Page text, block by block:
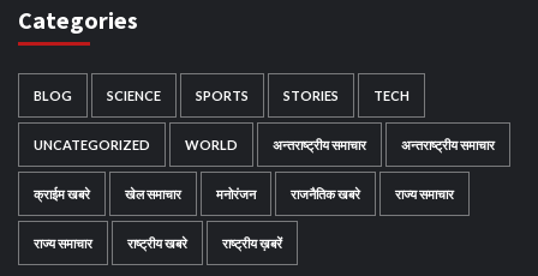
Categories
BLOG SCIENCE SPORTS STORIES TECH
UNCATEGORIZED WORLD अन्तराष्ट्रीय समाचार अन्तराष्ट्रीय समाचार
क्राईम खबरे खेल समाचार मनोरंजन राजनैतिक खबरे राज्य समाचार
राज्य समाचार राष्ट्रीय खबरे राष्ट्रीय ख़बरें